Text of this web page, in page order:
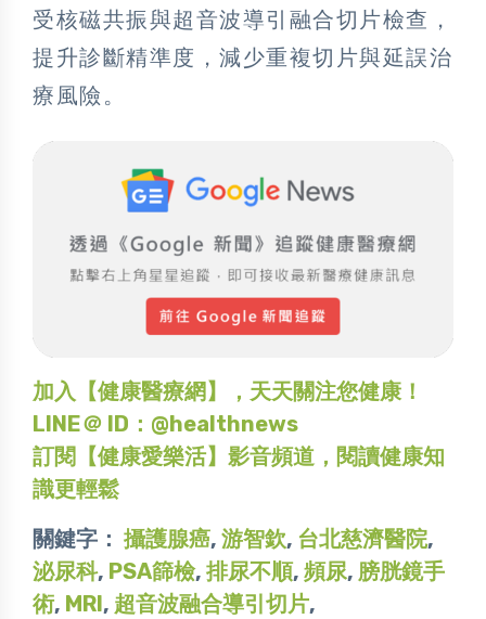
受核磁共振與超音波導引融合切片檢查，
提升診斷精準度，減少重複切片與延誤治
療風險。
加入【健康醫療網】，天天關注您健康！
LINE＠ ID：@healthnews
訂閱【健康愛樂活】影音頻道，閱讀健康知
識更輕鬆
關鍵字： 攝護腺癌, 游智欽, 台北慈濟醫院,
泌尿科, PSA篩檢, 排尿不順, 頻尿, 膀胱鏡手
術, MRI, 超音波融合導引切片,